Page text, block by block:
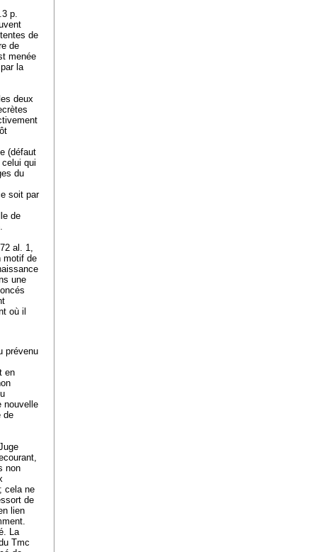
p.
de
de
menée
la
deux
(défaut
qui
du
soit par
de
al. 1,
motif de
une
où il
prévenu
en
nouvelle
de
non
cela ne
de
lien
La
Tmc